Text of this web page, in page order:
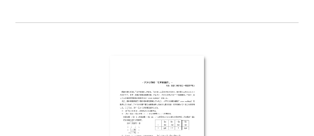
としては泣き所，現場では「数と式」の章
つて東京大学などを合格させる進学校の数
学教師が「1／x − 1／x + 1 さえ出来ない生
徒が，増えています」と愚痴をこぼしてい
る。これは，地方の進学校だけの嘆きでは